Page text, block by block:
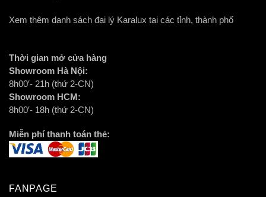
Xem thêm danh sách đại lý Karalux tại các tỉnh, thành phố
Thời gian mở cửa hàng
Showroom Hà Nội:
8h00′- 21h (thứ 2-CN)
Showroom HCM:
8h00′- 18h (thứ 2-CN)
Miễn phí thanh toán thẻ:
FANPAGE